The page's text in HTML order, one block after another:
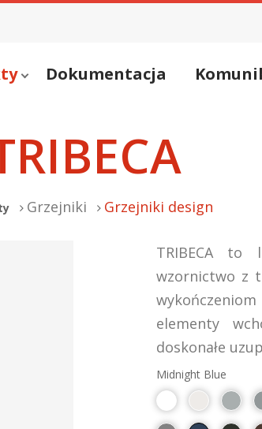
Dokumentacja
Grzejniki Grzejniki design
TRIBECA to
wzornictwo z
elementy
doskonałe
Midnight Blue